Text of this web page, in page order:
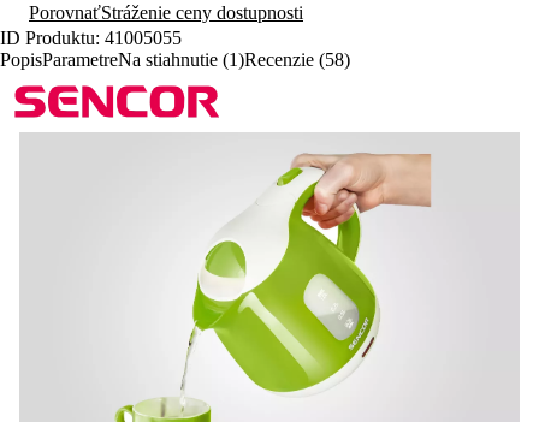
PorovnaťStráženie ceny dostupnosti
ID Produktu: 41005055
PopisParametreNa stiahnutie (1)Recenzie (58)